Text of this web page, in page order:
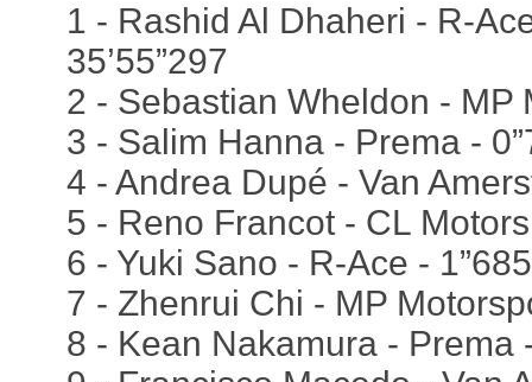
1 - Rashid Al Dhaheri - R-
35’55”297
2 - Sebastian Wheldon - MP
3 - Salim Hanna - Prema -
4 - Andrea Dupé - Van
5 - Reno Francot - CL
6 - Yuki Sano - R-Ace - 1”685
7 - Zhenrui Chi - MP
8 - Kean Nakamura - Prema